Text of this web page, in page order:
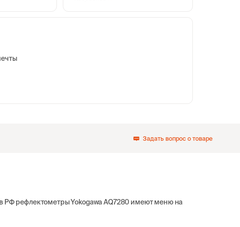
Задать вопрос о товаре
рефлектометры Yokogawa AQ7280 имеют меню на